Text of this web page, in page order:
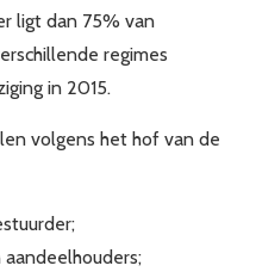
ligt dan 75% van
regimes
in 2015.
volgens het hof van de